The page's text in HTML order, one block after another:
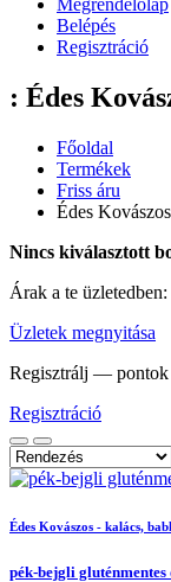
Belépés
Regisztráció
: Édes
Főoldal
Termékek
Friss áru
Édes
Nincs kiválasztott
Árak a te
Üzletek megnyitása
Regisztrálj — pontok
Regisztráció
Édes Kovászos - kalács,
pék-bejgli gluténmentes